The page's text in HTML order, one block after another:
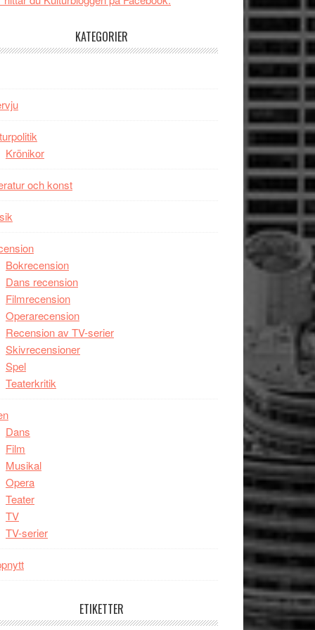
tv4
kan
KATEGORIER
Krönikor
och konst
Bokrecension
Dans recension
Filmrecension
Operarecension
Recension av TV-serier
Skivrecensioner
Spel
Teaterkritik
Dans
Film
Musikal
Opera
Teater
TV
TV-serier
ETIKETTER